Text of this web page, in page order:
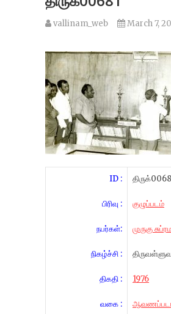
vallinam_web March 7,
ID :
பிரிவு :
நபர்கள்:
நிகழ்ச்சி :
திகதி :
வகை :
குழுப்படம்
முருகு
1976